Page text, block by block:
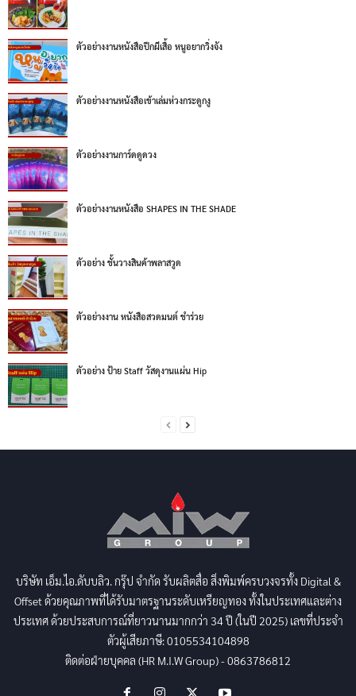
ตัวอย่างงานหนังสือปีกผีเสื้อ หนูอยากวิ่งจัง
ตัวอย่างงานหนังสือเข้าเล่มห่วงกระดูกงู
ตัวอย่างงานการ์ดดูดวง
ตัวอย่างงานหนังสือ SHAPES IN THE SHADE
ตัวอย่าง ชั้นวางสินค้าพลาสวูด
ตัวอย่างงาน หนังสือสวดมนต์ ชำร่วย
ตัวอย่าง ป้าย Staff วัสดุงานแผ่น Hip
บริษัท เอ็ม.ไอ.ดับบลิว. กรุ๊ป จำกัด รับผลิตสื่อ สิ่งพิมพ์ครบวงจรทั้ง Digital &
Offset ด้วยคุณภาพที่ได้รับมาตรฐานระดับเหรียญทอง ทั้งในประเทศและต่าง
ประเทศ ด้วยประสบการณ์ที่ยาวนานมากกว่า 34 ปี (ในปี 2025) เลขที่ประจำ
ตัวผู้เสียภาษี: 0105534104898
ติดต่อฝ่ายบุคคล (HR M.I.W Group) - 0863786812